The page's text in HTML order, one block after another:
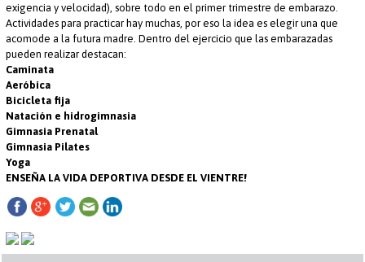
exigencia y velocidad), sobre todo en el primer trimestre de embarazo.
Actividades para practicar hay muchas, por eso la idea es elegir una que
acomode a la futura madre. Dentro del ejercicio que las embarazadas
pueden realizar destacan:
Caminata
Aeróbica
Bicicleta fija
Natación e hidrogimnasia
Gimnasia Prenatal
Gimnasia Pilates
Yoga
ENSEÑA LA VIDA DEPORTIVA DESDE EL VIENTRE!